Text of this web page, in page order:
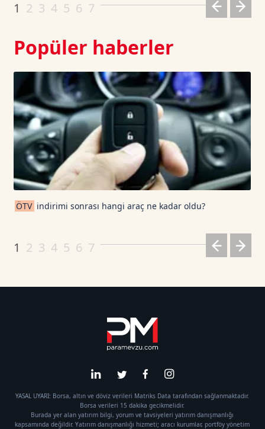
1 2 3 4 5 6 7
Popüler haberler
ÖTV indirimi sonrası hangi araç ne kadar oldu?
1 2 3 4 5 6 7
YASAL UYARI: Borsa, altın ve döviz verileri Matriks Data tarafından sağlanmaktadır.
Borsa verileri 15 dakika gecikmelidir.
Burada yer alan yatırım bilgi, yorum ve tavsiyeleri yatırım danışmanlığı
kapsamında değildir. Yatırım danışmanlığı hizmeti; aracı kurumlar, portföy yönetim